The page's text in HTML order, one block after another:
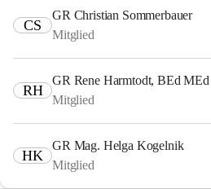
CS
GR Christian Sommerbauer
Mitglied
RH
GR Rene Harmtodt, BEd MEd
Mitglied
HK
GR Mag. Helga Kogelnik
Mitglied